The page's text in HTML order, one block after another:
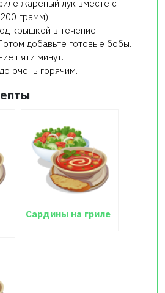
жареный лук вместе с
грамм).
крышкой в течение
добавьте готовые бобы.
пяти минут.
очень горячим.
Сардины на гриле